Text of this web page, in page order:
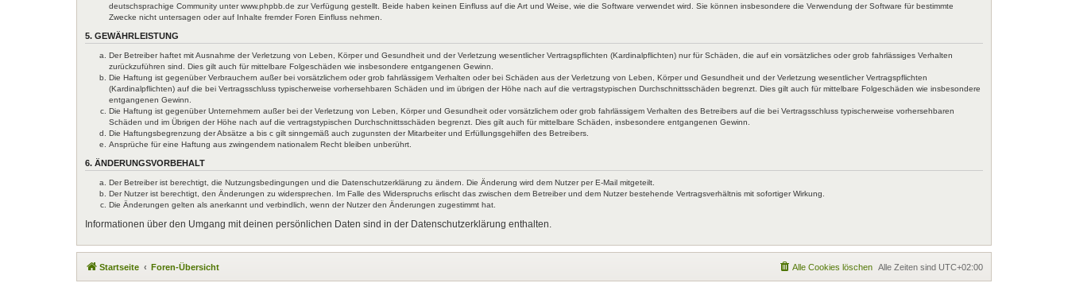
deutschsprachige Community unter www.phpbb.de zur Verfügung gestellt. Beide haben keinen Einfluss auf die Art und Weise, wie die Software verwendet wird. Sie können insbesondere die Verwendung der Software für bestimmte
Zwecke nicht untersagen oder auf Inhalte fremder Foren Einfluss nehmen.
5. GEWÄHRLEISTUNG
Der Betreiber haftet mit Ausnahme der Verletzung von Leben, Körper und Gesundheit und der Verletzung wesentlicher Vertragspflichten (Kardinalpflichten) nur für Schäden, die auf ein vorsätzliches oder grob fahrlässiges Verhalten
zurückzuführen sind. Dies gilt auch für mittelbare Folgeschäden wie insbesondere entgangenen Gewinn.
Die Haftung ist gegenüber Verbrauchern außer bei vorsätzlichem oder grob fahrlässigem Verhalten oder bei Schäden aus der Verletzung von Leben, Körper und Gesundheit und der Verletzung wesentlicher Vertragspflichten
(Kardinalpflichten) auf die bei Vertragsschluss typischerweise vorhersehbaren Schäden und im übrigen der Höhe nach auf die vertragstypischen Durchschnittsschäden begrenzt. Dies gilt auch für mittelbare Folgeschäden wie insbesondere
entgangenen Gewinn.
Die Haftung ist gegenüber Unternehmern außer bei der Verletzung von Leben, Körper und Gesundheit oder vorsätzlichem oder grob fahrlässigem Verhalten des Betreibers auf die bei Vertragsschluss typischerweise vorhersehbaren
Schäden und im Übrigen der Höhe nach auf die vertragstypischen Durchschnittsschäden begrenzt. Dies gilt auch für mittelbare Schäden, insbesondere entgangenen Gewinn.
Die Haftungsbegrenzung der Absätze a bis c gilt sinngemäß auch zugunsten der Mitarbeiter und Erfüllungsgehilfen des Betreibers.
Ansprüche für eine Haftung aus zwingendem nationalem Recht bleiben unberührt.
6. ÄNDERUNGSVORBEHALT
Der Betreiber ist berechtigt, die Nutzungsbedingungen und die Datenschutzerklärung zu ändern. Die Änderung wird dem Nutzer per E-Mail mitgeteilt.
Der Nutzer ist berechtigt, den Änderungen zu widersprechen. Im Falle des Widerspruchs erlischt das zwischen dem Betreiber und dem Nutzer bestehende Vertragsverhältnis mit sofortiger Wirkung.
Die Änderungen gelten als anerkannt und verbindlich, wenn der Nutzer den Änderungen zugestimmt hat.
Informationen über den Umgang mit deinen persönlichen Daten sind in der Datenschutzerklärung enthalten.
Startseite Foren-Übersicht Alle Zeiten sind UTC+02:00
Alle Cookies löschen